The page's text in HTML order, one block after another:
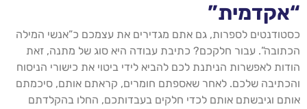
“אקדמית”
כסטודנטים לספרות, גם אתם מגדירים את עצמכם כ”אנשי המילה
הכתובה”. עבור חלקכם? כתיבת עבודה היא סוג של מתנה, זאת
הודות לאפשרות הניתנת לכם להביא לידי ביטוי את כישורי הניסוח
והכתיבה שלכם. לאחר שאספתם חומרים, קראתם אותם, סיכמתם
אותם וגיבשתם אותם לכדי חלקים בעבדותכם, החלו בהקלדתם